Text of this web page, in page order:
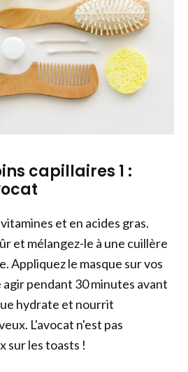
capillaires 1 :
et en acides gras.
et mélangez-le à une cuillère
Appliquez le masque sur vos
pendant 30 minutes avant
hydrate et nourrit
L'avocat n'est pas
sur les toasts !